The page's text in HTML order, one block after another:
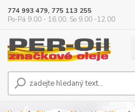
774 993 479, 775 113 255
Po-Pá 9.00 - 16.00, So 9.00 -12.00